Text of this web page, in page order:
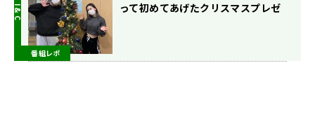
番組レポ
って初めてあげたクリスマスプレゼ